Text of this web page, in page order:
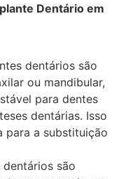
Dentário em
dentários são
ou mandibular,
para dentes
dentárias. Isso
para a substituição
são